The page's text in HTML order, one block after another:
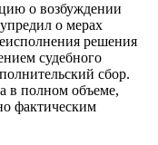
о возбуждении
о мерах
решения
судебного
сбор.
в полном объеме,
фактическим